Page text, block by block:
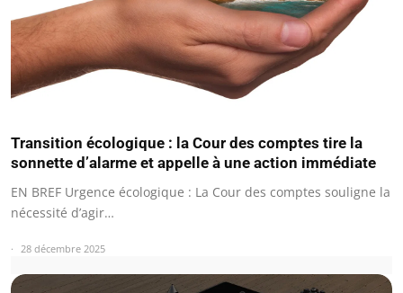
Transition écologique : la Cour des comptes tire la
sonnette d’alarme et appelle à une action immédiate
EN BREF Urgence écologique : La Cour des comptes souligne la
nécessité d’agir…
28 décembre 2025